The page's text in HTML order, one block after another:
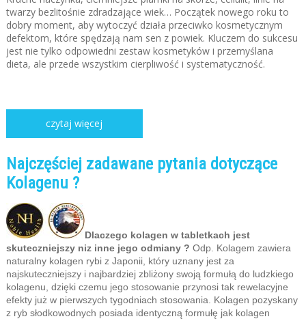
twarzy bezlitośnie zdradzające wiek… Początek nowego roku to
dobry moment, aby wytoczyć działa przeciwko kosmetycznym
defektom, które spędzają nam sen z powiek. Kluczem do sukcesu
jest nie tylko odpowiedni zestaw kosmetyków i przemyślana
dieta, ale przede wszystkim cierpliwość i systematyczność.
czytaj więcej
Najczęściej zadawane pytania dotyczące
Kolagenu ?
Dlaczego kolagen w tabletkach jest
skuteczniejszy niz inne jego odmiany ? Odp. Kolagem zawiera
naturalny kolagen rybi z Japonii, który uznany jest za
najskuteczniejszy i najbardziej zbliżony swoją formułą do ludzkiego
kolagenu, dzięki czemu jego stosowanie przynosi tak rewelacyjne
efekty już w pierwszych tygodniach stosowania. Kolagen pozyskany
z ryb słodkowodnych posiada identyczną formułę jak kolagen